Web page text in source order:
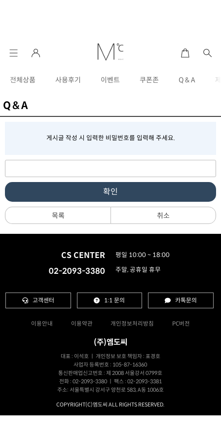
전체상품 사용후기 이벤트 쿠폰존 Q & A
Q & A
게시글 작성 시 입력한 비밀번호를 입력해 주세요.
확인
목록 취소
CS CENTER
02-2093-3380
평일 10:00 ~ 18:00
주말, 공휴일 휴무
고객센터 1:1 문의 카톡문의
이용안내 이용약관 개인정보처리방침 PC버전
(주)엠도씨
대표 : 이석호 ㅣ 개인정보 보호 책임자 : 표경호
사업자 등록번호 : 105-87-16360
통신판매업신고번호 : 제 2008 서울강서 0799호
전화 : 02-2093-3380 ㅣ 팩스 : 02-2093-3381
주소: 서울특별시 강서구 양천로 583, A동 1006호
COPYRIGHT(C)엠도씨 ALL RIGHTS RESERVED.